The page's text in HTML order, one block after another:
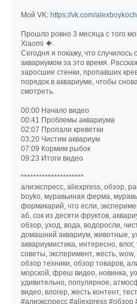
Мой VK: https://vk.com/
Прошло ровно 3 месяца с того
Xiaomi 🐠.
Сегодня я покажу, что
аквариумом за это время.
заросшие стенки, пропавших
порядок в аквариуме, чтобы
смотреть.
00:00 Начало видео
00:41 Проблемы аквариума
02:07 Пропали креветки
03:20 Чистим аквариум
07:09 Кормим рыбок
09:23 Итоги видео
*********************
алиэкспресс, aliexpress, обзор,
boyko, муравьиная ферма,
формикарий, что если,
аб, сок из десяти фруктов,
обзор, уход, вода, водоросли,
домашний аквариум, животные,
аквариумистика, интересно,
советы, эксперимент, жесть,
обзор техники, обзор товаров,
морской, фреш видео, новинка,
удивительно, популярное,
видео, влогер, жесть контент,
#алиэкспресс #aliexpress #обзор